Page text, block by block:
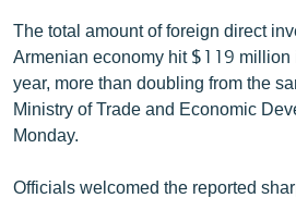
ՊԱՏԵՐԱԶՄԻ 6 ՇԱԲԱԹՆԵՐԸ
ՏԱՐԱԾԱՇՐՋԱՆ
ՄԻՋԱԶԳԱՅԻՆ
ՄՇԱԿՈՒՅԹ
ՍՊՈՐՏ
The total amount of foreign direct
Armenian economy hit $119 million
year, more than doubling from the
Ministry of Trade and Economic
Monday.
Officials welcomed the reported